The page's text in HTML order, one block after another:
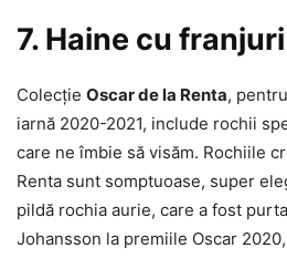
7. Haine cu franjuri
Colecție Oscar de la Renta,
iarnă 2020-2021, include rochii
care ne îmbie să visăm. Rochiile
Renta sunt somptuoase, super
pildă rochia aurie, care a fost
Johansson la premiile Oscar